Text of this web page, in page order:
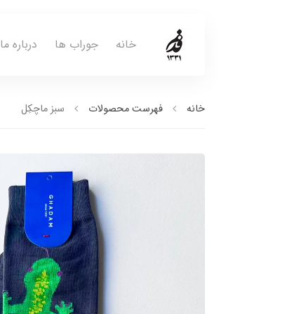
خانه جوراب ها درباره ما
خانه فهرست محصولات سبز ماچکِل